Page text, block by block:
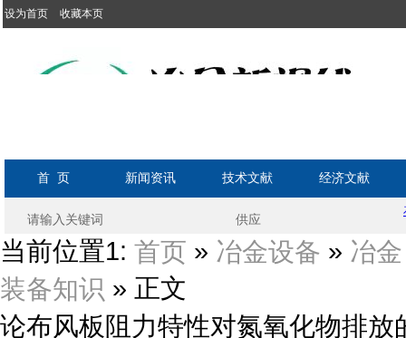
设为首页 收藏本页
首 页 新闻资讯 技术文献 经济文献
当前位置1: 首页 » 冶金设备 » 冶金
装备知识 » 正文
论布风板阻力特性对氮氧化物排放